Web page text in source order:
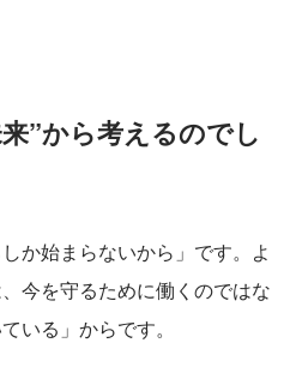
”から考えるのでし
か始まらないから」です。よ
今を守るために働くのではな
いる」からです。